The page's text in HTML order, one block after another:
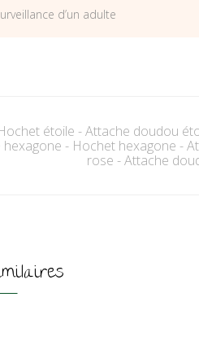
d’un adulte
étoile - Attache doudou
- Hochet hexagone -
rose - Attache